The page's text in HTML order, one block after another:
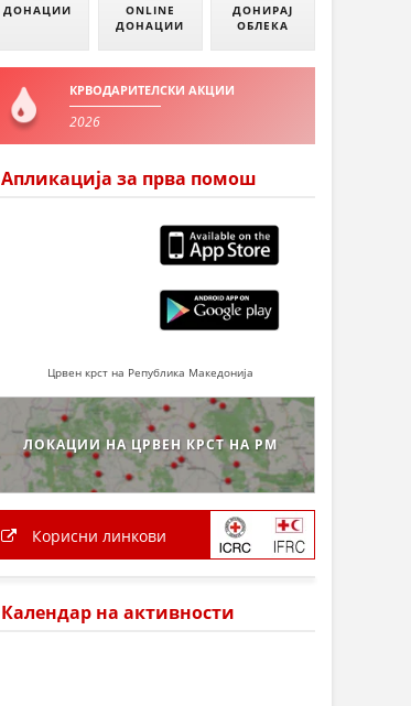
ДОНАЦИИ
ONLINE
ДОНАЦИИ
ДОНИРАЈ
ОБЛЕКА
КРВОДАРИТЕЛСКИ АКЦИИ
2026
Апликација за прва помош
Црвен крст на Република Македонија
ЛОКАЦИИ НА ЦРВЕН КРСТ НА РМ
Корисни линкови
Календар на активности